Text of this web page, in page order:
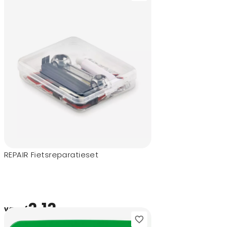
REPAIR Fietsreparatieset
vanaf2,12